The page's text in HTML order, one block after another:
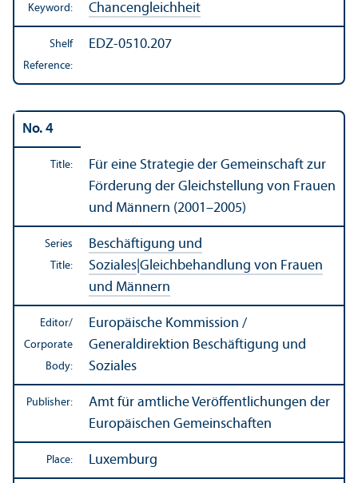
Keyword: Chancengleichheit
Shelf
Reference:
EDZ-0510.207
No. 4
Title:
Für eine Strategie der Gemeinschaft zur
Förderung der Gleichstellung von Frauen
und Männern (2001–2005)
Series
Title:
Beschäftigung und
Soziales Gleichbehandlung von Frauen
und Männern
Editor/
Corporate
Body:
Europäische Kommission /
Generaldirektion Beschäftigung und
Soziales
Publisher:
Amt für amtliche Veröffentlichungen der
Europäischen Gemeinschaften
Place: Luxemburg